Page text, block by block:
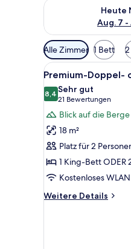
Heute
Aug. 7 -
Überprüfe die
Verfügbare
Filter
für
Zimmer
Alle Zimmer 1 Bett
Alle
Fotos
für
Premium-
Doppel-
oder
-
anzeigen
9
Premium-
8,48,4 von 10
Sehr gut
21 Bewertungen
(21
Bewertungen)
Blick auf die Berge
18 m²
Platz für 2
1 King-Bett ODER
Kostenloses WLAN
Weitere Details
Weitere